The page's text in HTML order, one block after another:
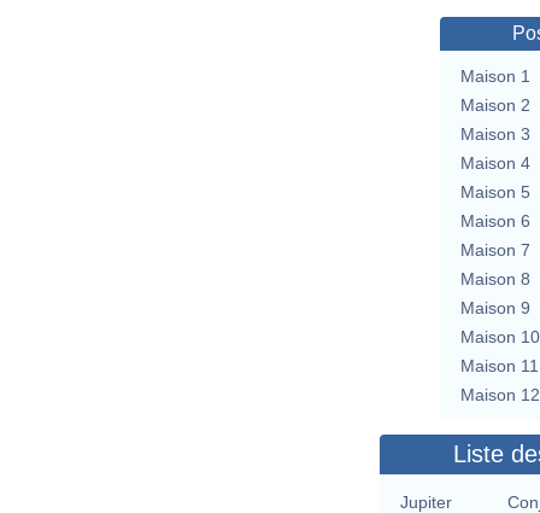
Maison 1
Maison 2
Maison 3
Maison 4
Maison 5
Maison 6
Maison 7
Maison 8
Maison 9
Maison 10
Maison 11
Maison 12
Liste
Jupiter